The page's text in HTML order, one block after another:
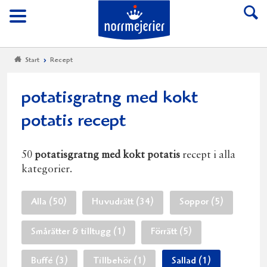
Meny
Till Norrmejerier
Start Recept
potatisgratng med kokt
potatis recept
50 potatisgratng med kokt potatis recept i alla
kategorier.
Alla (50) Huvudrätt (34) Soppor (5)
Smårätter & tilltugg (1) Förrätt (5)
Buffé (3) Tillbehör (1) Sallad (1)